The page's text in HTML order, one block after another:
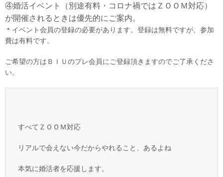
④婚活イベント（別途有料・コロナ禍ではＺＯＯＭ対応）
が開催されるときは優先的にご案内。
＊イベント会員の登録の必要があります。登録は無料ですが、参加
費は有料です。
ご希望の方はＢＩＵのプレ会員にご登録頂きますのでご了承くださ
い。
すべてＺＯＯＭ対応
リアルで会えない今だからやれること、あるよね
本気に婚活者を応援します。